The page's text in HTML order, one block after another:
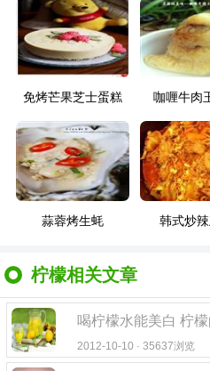
免烤芒果芝士蛋糕 咖喱牛肉
蒜蓉烤生蚝 韩式炒
柠檬相关文章
喝柠檬水能美白 柠檬
2012-10-10 · 35637浏览